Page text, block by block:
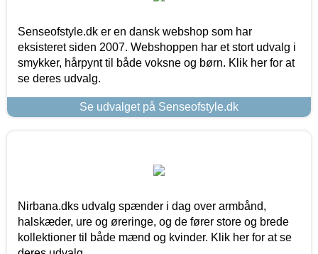
Senseofstyle.dk er en dansk webshop som har
eksisteret siden 2007. Webshoppen har et stort udvalg i
smykker, hårpynt til både voksne og børn. Klik her for at
se deres udvalg.
Se udvalget på Senseofstyle.dk
Nirbana.dks udvalg spænder i dag over armbånd,
halskæder, ure og øreringe, og de fører store og brede
kollektioner til både mænd og kvinder. Klik her for at se